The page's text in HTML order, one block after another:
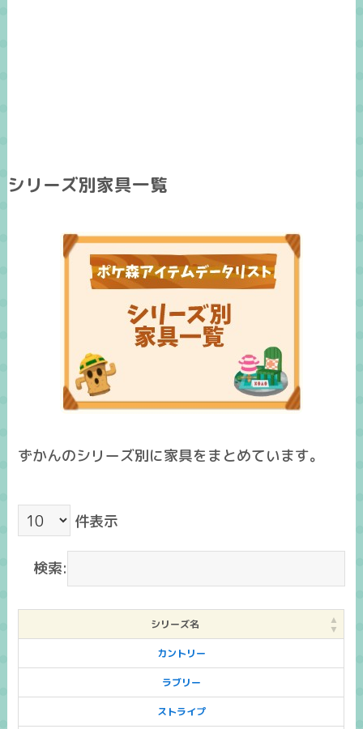
シリーズ別家具一覧
ずかんのシリーズ別に家具をまとめています。
件表示
検索:
シリーズ名
カントリー
ラブリー
ストライプ